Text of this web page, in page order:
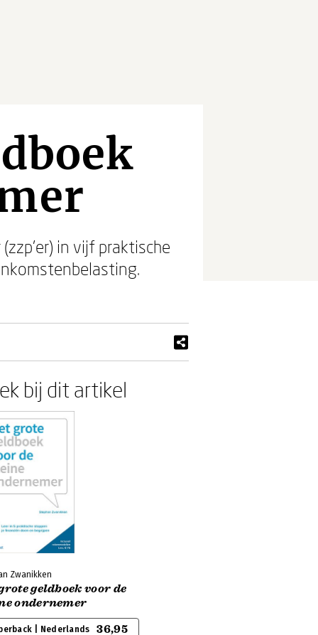
in vijf praktische
bij dit artikel
Zwanikken
geldboek voor de
ondernemer
| Nederlands 36,95